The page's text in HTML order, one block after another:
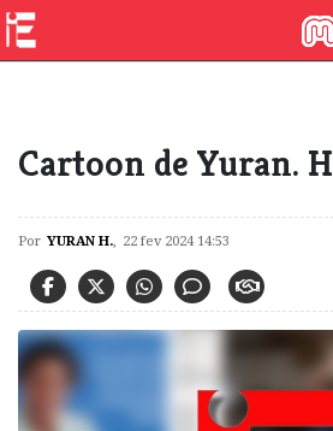
Cartoon de Yuran. H
Por YURAN H., 22 fev 2024 14:53